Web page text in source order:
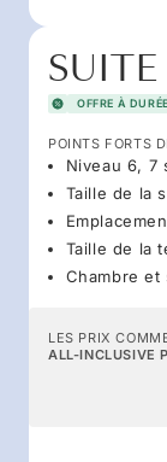
SUITE
OFFRE À
POINTS FORTS
Niveau 6, 7
Taille de la
Taille de la
Chambre et
LES PRIX
ALL-INCLUSIVE